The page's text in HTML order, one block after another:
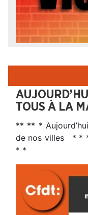
TOUS À LA
** ** *
de nos villes * *
* *